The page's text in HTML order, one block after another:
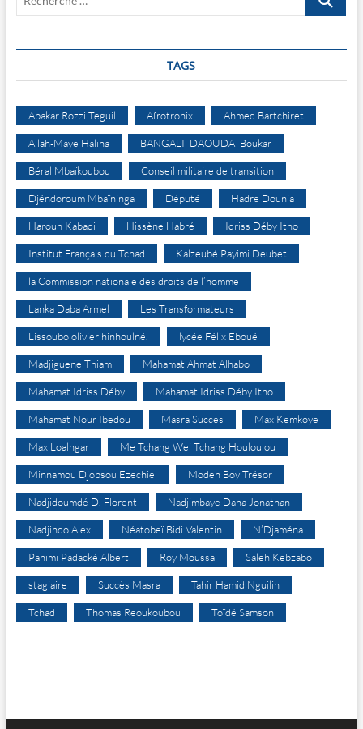
TAGS
Abakar Rozzi Teguil Afrotronix Ahmed Bartchiret
Allah-Maye Halina BANGALI DAOUDA Boukar
Béral Mbaïkoubou Conseil militaire de transition
Djéndoroum Mbaïninga Député Hadre Dounia
Haroun Kabadi Hissène Habré Idriss Déby Itno
Institut Français du Tchad Kalzeubé Payimi Deubet
la Commission nationale des droits de l’homme
Lanka Daba Armel Les Transformateurs
Lissoubo olivier hinhoulné. lycée Félix Eboué
Madjiguene Thiam Mahamat Ahmat Alhabo
Mahamat Idriss Déby Mahamat Idriss Déby Itno
Mahamat Nour Ibedou Masra Succès Max Kemkoye
Max Loalngar Me Tchang Wei Tchang Houloulou
Minnamou Djobsou Ezechiel Modeh Boy Trésor
Nadjidoumdé D. Florent Nadjimbaye Dana Jonathan
Nadjindo Alex Néatobeï Bidi Valentin N’Djaména
Pahimi Padacké Albert Roy Moussa Saleh Kebzabo
stagiaire Succès Masra Tahir Hamid Nguilin
Tchad Thomas Reoukoubou Toïdé Samson